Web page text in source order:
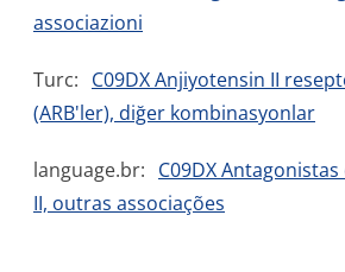
associazioni
Turc: C09DX Anjiyotensin II
(ARB'ler), diğer kombinasyonlar
language.br: C09DX
II, outras associações